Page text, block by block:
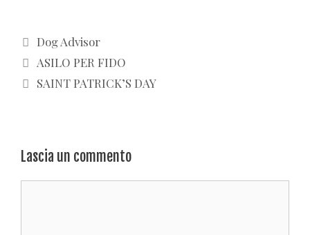
Categorie
Dog Advisor
ASILO PER FIDO
SAINT PATRICK’S DAY
Lascia un commento